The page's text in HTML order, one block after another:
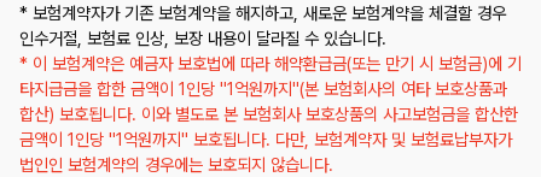
* 보험계약자가 기존 보험계약을 해지하고, 새로운 보험계약을 체결할 경우
인수거절, 보험료 인상, 보장 내용이 달라질 수 있습니다.
* 이 보험계약은 예금자 보호법에 따라 해약환급금(또는 만기 시 보험금)에 기
타지급금을 합한 금액이 1인당 "1억원까지"(본 보험회사의 여타 보호상품과
합산) 보호됩니다. 이와 별도로 본 보험회사 보호상품의 사고보험금을 합산한
금액이 1인당 "1억원까지" 보호됩니다. 다만, 보험계약자 및 보험료납부자가
법인인 보험계약의 경우에는 보호되지 않습니다.